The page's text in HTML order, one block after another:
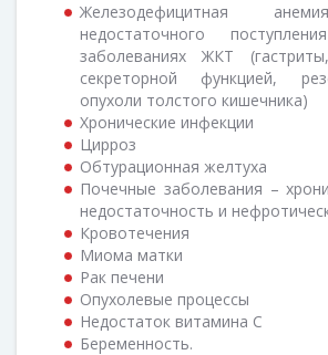
Железодефицитная
недостаточного
заболеваниях ЖКТ
секреторной функцией,
опухоли толстого кишечника)
Хронические инфекции
Цирроз
Обтурационная желтуха
Почечные заболевания –
недостаточность и
Кровотечения
Миома матки
Рак печени
Опухолевые процессы
Недостаток витамина С
Беременность.